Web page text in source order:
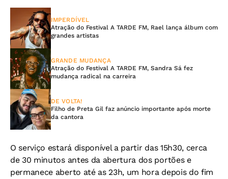
IMPERDÍVEL
Atração do Festival A TARDE FM, Rael lança álbum com
grandes artistas
GRANDE MUDANÇA
Atração do Festival A TARDE FM, Sandra Sá fez
mudança radical na carreira
DE VOLTA!
Filho de Preta Gil faz anúncio importante após morte
da cantora
O serviço estará disponível a partir das 15h30, cerca
de 30 minutos antes da abertura dos portões e
permanece aberto até as 23h, um hora depois do fim